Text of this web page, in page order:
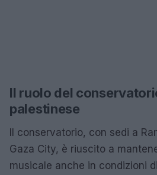
Il ruolo del
palestinese
Il conservatorio, con sedi a
Gaza City, è riuscito a
musicale anche in condizioni